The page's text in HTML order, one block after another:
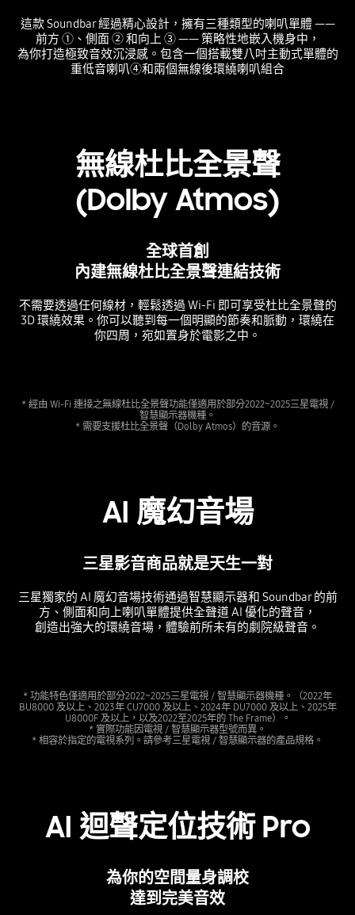
這款 Soundbar 經過精心設計，擁有三種類型的喇叭單體 ——
前方 ①、側面 ② 和向上 ③ —— 策略性地嵌入機身中，
為你打造極致音效沉浸感。包含一個搭載雙八吋主動式單體的
重低音喇叭④和兩個無線後環繞喇叭組合
無線杜比全景聲
(Dolby Atmos)
全球首創
內建無線杜比全景聲連結技術
不需要透過任何線材，輕鬆透過 Wi-Fi 即可享受杜比全景聲的
3D 環繞效果。你可以聽到每一個明顯的節奏和脈動，環繞在
你四周，宛如置身於電影之中。
* 經由 Wi-Fi 連接之無線杜比全景聲功能僅適用於部分2022~2025三星電視 /
智慧顯示器機種。
* 需要支援杜比全景聲（Dolby Atmos）的音源。
AI 魔幻音場
三星影音商品就是天生一對
三星獨家的 AI 魔幻音場技術通過智慧顯示器和 Soundbar 的前
方、側面和向上喇叭單體提供全聲道 AI 優化的聲音，
創造出強大的環繞音場，體驗前所未有的劇院級聲音。
* 功能特色僅適用於部分2022~2025三星電視 / 智慧顯示器機種。（2022年
BU8000 及以上、2023年 CU7000 及以上、2024年 DU7000 及以上、2025年
U8000F 及以上，以及2022至2025年的 The Frame）。
* 實際功能因電視 / 智慧顯示器型號而異。
* 相容於指定的電視系列。請參考三星電視 / 智慧顯示器的產品規格。
AI 迴聲定位技術 Pro
為你的空間量身調校
達到完美音效